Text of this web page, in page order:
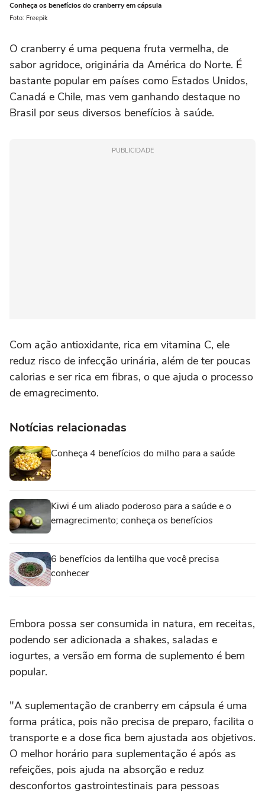
Conheça os benefícios do cranberry em cápsula
Foto: Freepik
O cranberry é uma pequena fruta vermelha, de
sabor agridoce, originária da América do Norte. É
bastante popular em países como Estados Unidos,
Canadá e Chile, mas vem ganhando destaque no
Brasil por seus diversos benefícios à saúde.
PUBLICIDADE
Com ação antioxidante, rica em vitamina C, ele
reduz risco de infecção urinária, além de ter poucas
calorias e ser rica em fibras, o que ajuda o processo
de emagrecimento.
Notícias relacionadas
Conheça 4 benefícios do milho para a saúde
Kiwi é um aliado poderoso para a saúde e o
emagrecimento; conheça os benefícios
6 benefícios da lentilha que você precisa
conhecer
Embora possa ser consumida in natura, em receitas,
podendo ser adicionada a shakes, saladas e
iogurtes, a versão em forma de suplemento é bem
popular.
"A suplementação de cranberry em cápsula é uma
forma prática, pois não precisa de preparo, facilita o
transporte e a dose fica bem ajustada aos objetivos.
O melhor horário para suplementação é após as
refeições, pois ajuda na absorção e reduz
desconfortos gastrointestinais para pessoas